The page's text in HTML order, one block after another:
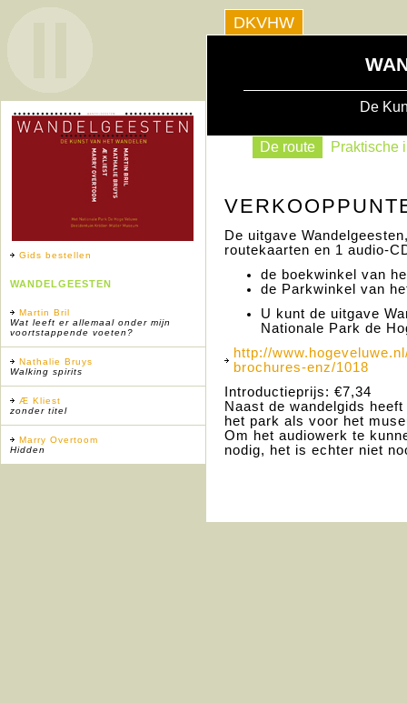
Gids bestellen
WANDELGEESTEN
Martin Bril
Wat leeft er allemaal onder mijn
voortstappende voeten?
Nathalie Bruys
Walking spirits
Æ Kliest
zonder titel
Marry Overtoom
Hidden
DKVHW
De
De route Praktische
De uitgave
routekaarten en 1 audio-
de boekwinkel van
de Parkwinkel van
U kunt de uitgave
Nationale Park de
http://
brochures-enz/1018
Introductieprijs: €7,34
Naast de wandelgids
het park als voor het
Om het audiowerk te
nodig, het is echter niet